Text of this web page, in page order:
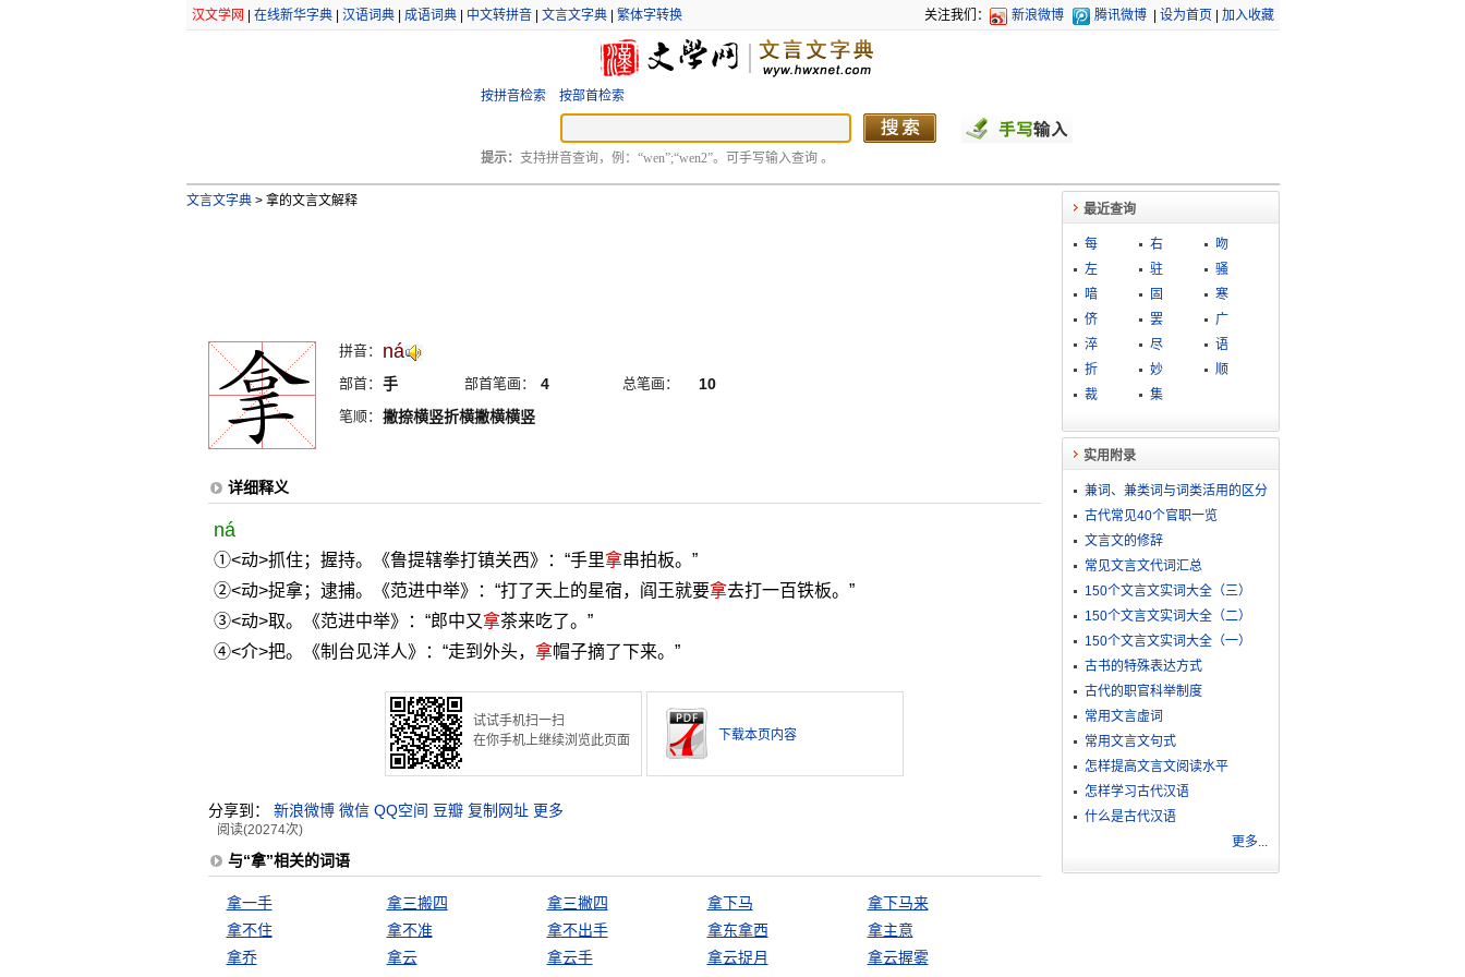
汉文学网 在线新华字典| 汉语词典| 成语词典| 中文转拼音| 文言文字典| 繁体字转换 关注我们： 新浪微博 腾讯微博 设为首页 加入收藏
按拼音检索 按部首检索
提示： 支持拼音查询，例：“wen”;“wen2”。可手写输入查询 。
文言文字典 >拿的文言文解释
拼音： ná
部首： 手 部首笔画： 4 总笔画： 10
笔顺： 撇捺横竖折横撇横横竖
详细释义
ná
①<动>抓住；握持。《鲁提辖拳打镇关西》：“手里拿串拍板。”
②<动>捉拿；逮捕。《范进中举》：“打了天上的星宿，阎王就要拿去打一百铁板。”
③<动>取。《范进中举》：“郎中又拿茶来吃了。”
④<介>把。《制台见洋人》：“走到外头， 拿帽子摘了下来。”
试试手机扫一扫
在你手机上继续浏览此页面
下载本页内容
分享到： 新浪微博 微信 QQ空间 豆瓣 复制网址 更多
阅读(20274次)
与“拿”相关的词语
拿一手 拿三搬四 拿三撇四 拿下马
拿下马来
拿不住
拿不准 拿不出手 拿东拿西
拿主意
拿乔
拿云 拿云手 拿云捉月
拿云握雾
最近查询
每 右
吻
左
驻
骚
喑
固
寒
侪
罢
广
淬
尽
语
折
妙
顺
裁
集
实用附录
兼词、兼类词与词类活用的区分
古代常见40个官职一览
文言文的修辞
常见文言文代词汇总
150个文言文实词大全（三）
150个文言文实词大全（二）
150个文言文实词大全（一）
古书的特殊表达方式
古代的职官科举制度
常用文言虚词
常用文言文句式
怎样提高文言文阅读水平
怎样学习古代汉语
什么是古代汉语
更多...